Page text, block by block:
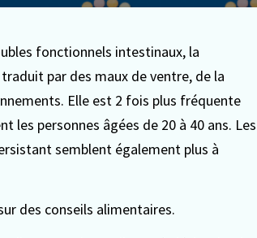
fonctionnels intestinaux, la
par des maux de ventre, de la
Elle est 2 fois plus fréquente
les personnes âgées de 20 à 40 ans. Les
semblent également plus à
des conseils alimentaires.